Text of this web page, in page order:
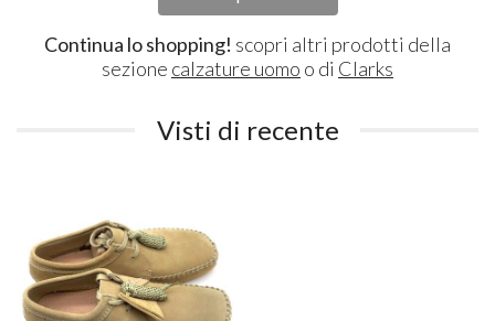
Continua lo shopping! scopri altri prodotti della
sezione calzature uomo o di Clarks
Visti di recente